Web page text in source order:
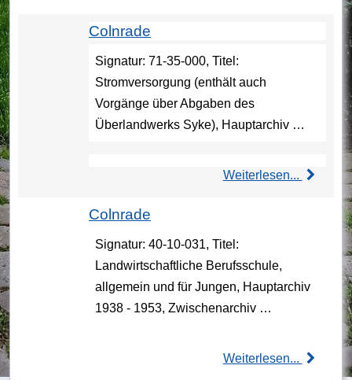
Colnrade
Signatur: 71-35-000, Titel:
Stromversorgung (enthält auch
Vorgänge über Abgaben des
Überlandwerks Syke), Hauptarchiv …
Weiterlesen...
Colnrade
Signatur: 40-10-031, Titel:
Landwirtschaftliche Berufsschule,
allgemein und für Jungen, Hauptarchiv
1938 - 1953, Zwischenarchiv …
Weiterlesen...